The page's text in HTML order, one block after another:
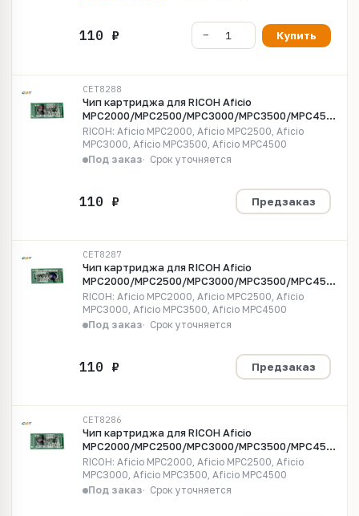
Купить
CET8288
Чип картриджа для RICOH Aficio
MPC2000/MPC2500/MPC3000/MPC3500/MPC4500
(CET) Magenta, (WW), 17000 стр., CET8288
RICOH: Aficio MPC2000, Aficio MPC2500, Aficio
MPC3000, Aficio MPC3500, Aficio MPC4500
Под заказ
Срок уточняется
Предзаказ
CET8287
Чип картриджа для RICOH Aficio
MPC2000/MPC2500/MPC3000/MPC3500/MPC4500
(CET) Cyan, (WW), 17000 стр., CET8287
RICOH: Aficio MPC2000, Aficio MPC2500, Aficio
MPC3000, Aficio MPC3500, Aficio MPC4500
Под заказ
Срок уточняется
Предзаказ
CET8286
Чип картриджа для RICOH Aficio
MPC2000/MPC2500/MPC3000/MPC3500/MPC4500
(CET) Black, (WW), 23000 стр., CET8286
RICOH: Aficio MPC2000, Aficio MPC2500, Aficio
MPC3000, Aficio MPC3500, Aficio MPC4500
Под заказ
Срок уточняется